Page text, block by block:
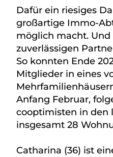
Dafür ein riesiges
großartige Immo-
möglich macht.
zuverlässigen
So konnten Ende
Mitglieder in eines
Anfang Februar,
cooptimisten in den
insgesamt 28
Catharina (36) ist